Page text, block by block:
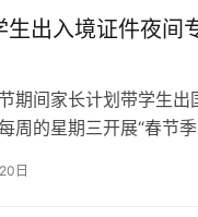
出入境证件夜间
期间家长计划带学生
周的星期三开展“春节
日